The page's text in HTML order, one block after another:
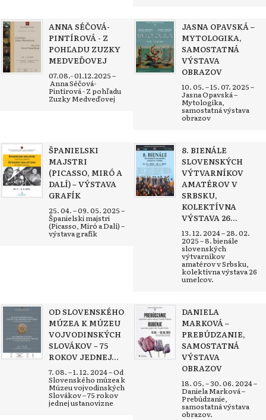
ANNA SÉČOVÁ-
PINTÍROVÁ - Z
POHĽADU ZUZKY
MEDVEĎOVEJ
07.08.- 01.12.2025 –
Anna Séčová-
Pintírová - Z pohľadu
Zuzky Medveďovej
JASNA OPAVSKÁ –
MYTOLOGIKA,
SAMOSTATNÁ
VÝSTAVA
OBRAZOV
10. 05. – 15. 07. 2025 –
Jasna Opavská –
Mytologika,
samostatná výstava
obrazov
ŠPANIELSKI
MAJSTRI
(PICASSO, MIRÓ A
DALÍ) – VÝSTAVA
GRAFÍK
25. 04. – 09. 05. 2025 –
Španielski majstri
(Picasso, Miró a Dalí) –
výstava grafík
8. BIENÁLE
SLOVENSKÝCH
VÝTVARNÍKOV
AMATÉROV V
SRBSKU,
KOLEKTÍVNA
VÝSTAVA 26...
13. 12. 2024 – 28. 02.
2025 – 8. bienále
slovenských
výtvarníkov
amatérov v Srbsku,
kolektívna výstava 26
umelcov.
OD SLOVENSKÉHO
MÚZEA K MÚZEU
VOJVODINSKÝCH
SLOVÁKOV – 75
ROKOV JEDNEJ...
7. 08. – 1. 12. 2024 – Od
Slovenského múzea k
Múzeu vojvodinských
Slovákov – 75 rokov
jednej ustanovizne
DANIELA
MARKOVÁ –
PREBÚDZANIE,
SAMOSTATNÁ
VÝSTAVA
OBRAZOV
18. 05. – 30. 06. 2024 –
Daniela Marková –
Prebúdzanie,
samostatná výstava
obrazov.